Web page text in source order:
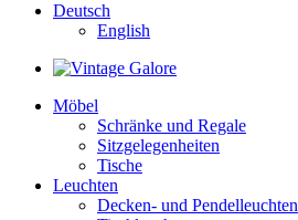
Deutsch
English
Möbel
Schränke und Regale
Sitzgelegenheiten
Tische
Leuchten
Decken- und Pendelleuchten